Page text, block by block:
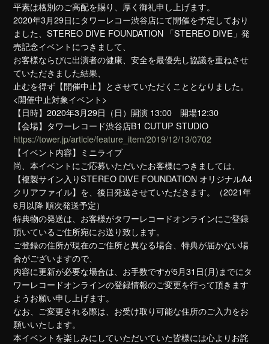
平素は格別のご高配を賜り、厚く御礼申し上げます。
2020年3月29日にタワーレコー渋谷店にて開催を予定しており
ました、STEREO DIVE FOUNDATION 「STEREO DIVE」発
売記念イベントにつきまして、
お客様ならびに出演者の健康、安全を最優先し協議を重ねさせ
ていただきました結果、
止むを得ず【開催中止】とさせていただくこととなりました。
<開催中止対象イベント>
【日時】2020年3月29日（日）開演 13:00 開場12:30
【会場】タワーレコード渋谷店B1 CUTUP STUDIO
https://tower.jp/article/feature_item/2019/12/13/0702
【イベント内容】ミニライブ
尚、本イベントにご応募いただいたお客様につきましては、
【複製サイン入りSTEREO DIVE FOUNDATION オリジナルA4
クリアファイル】を、後日発送させていただきます。（2021年
6月以降 順次発送予定）
特典物の発送は、お客様がタワーレコードオンラインにご登録
頂いているご住所宛にお送り致します。
ご登録の住所が現在のご住所と異なる場合、特典が届かない場
合がございますので、
内容に更新が必要な場合は、お手数ですが5月31日(月)までにタ
ワーレコードオンラインの登録情報のご変更を行って頂きます
ようお願い申し上げます。
なお、ご変更される際は、お受け取り可能な住所のご入力をお
願いいたします。
本イベントを楽しみにしていただいていた皆様には心よりお詫